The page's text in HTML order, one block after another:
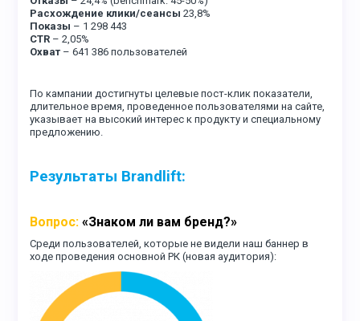
Расхождение клики/сеансы 23,8%
Показы – 1 298 443
CTR – 2,05%
Охват – 641 386 пользователей
По кампании достигнуты целевые пост-клик показатели,
длительное время, проведенное пользователями на сайте,
указывает на высокий интерес к продукту и специальному
предложению.
Результаты Brandlift:
Вопрос: «Знаком ли вам бренд?»
Среди пользователей, которые не видели наш баннер в
ходе проведения основной РК (новая аудитория):